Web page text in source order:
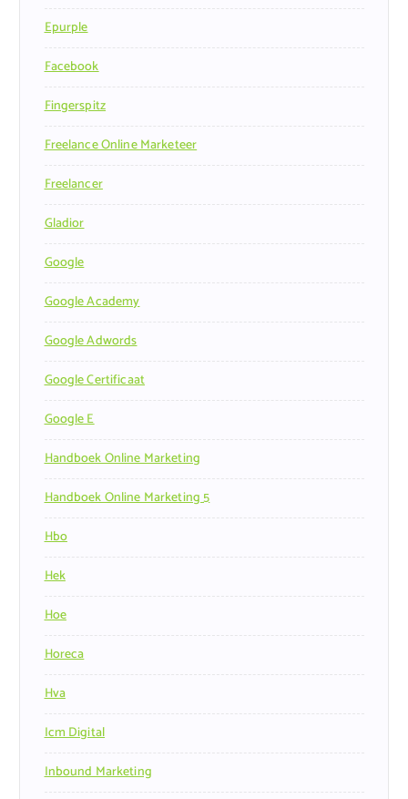
Epurple
Facebook
Fingerspitz
Freelance Online Marketeer
Freelancer
Gladior
Google
Google Academy
Google Adwords
Google Certificaat
Google E
Handboek Online Marketing
Handboek Online Marketing 5
Hbo
Hek
Hoe
Horeca
Hva
Icm Digital
Inbound Marketing